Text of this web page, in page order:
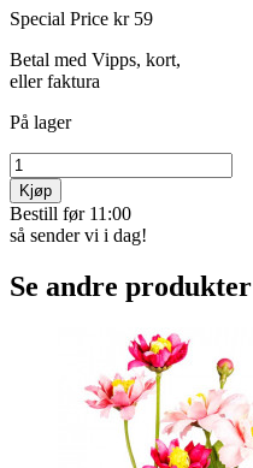
Special Price kr 59
Betal med Vipps, kort,
eller faktura
På lager
Kjøp
Bestill før 11:00
så sender vi i dag!
Se andre produkter